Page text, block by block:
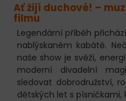
Ať žijí duchové! –
filmu
Legendární příběh
nablýskaném kabátě.
naše show je svěží,
moderní divadelní
sledovat dobrodružství,
dětských let s